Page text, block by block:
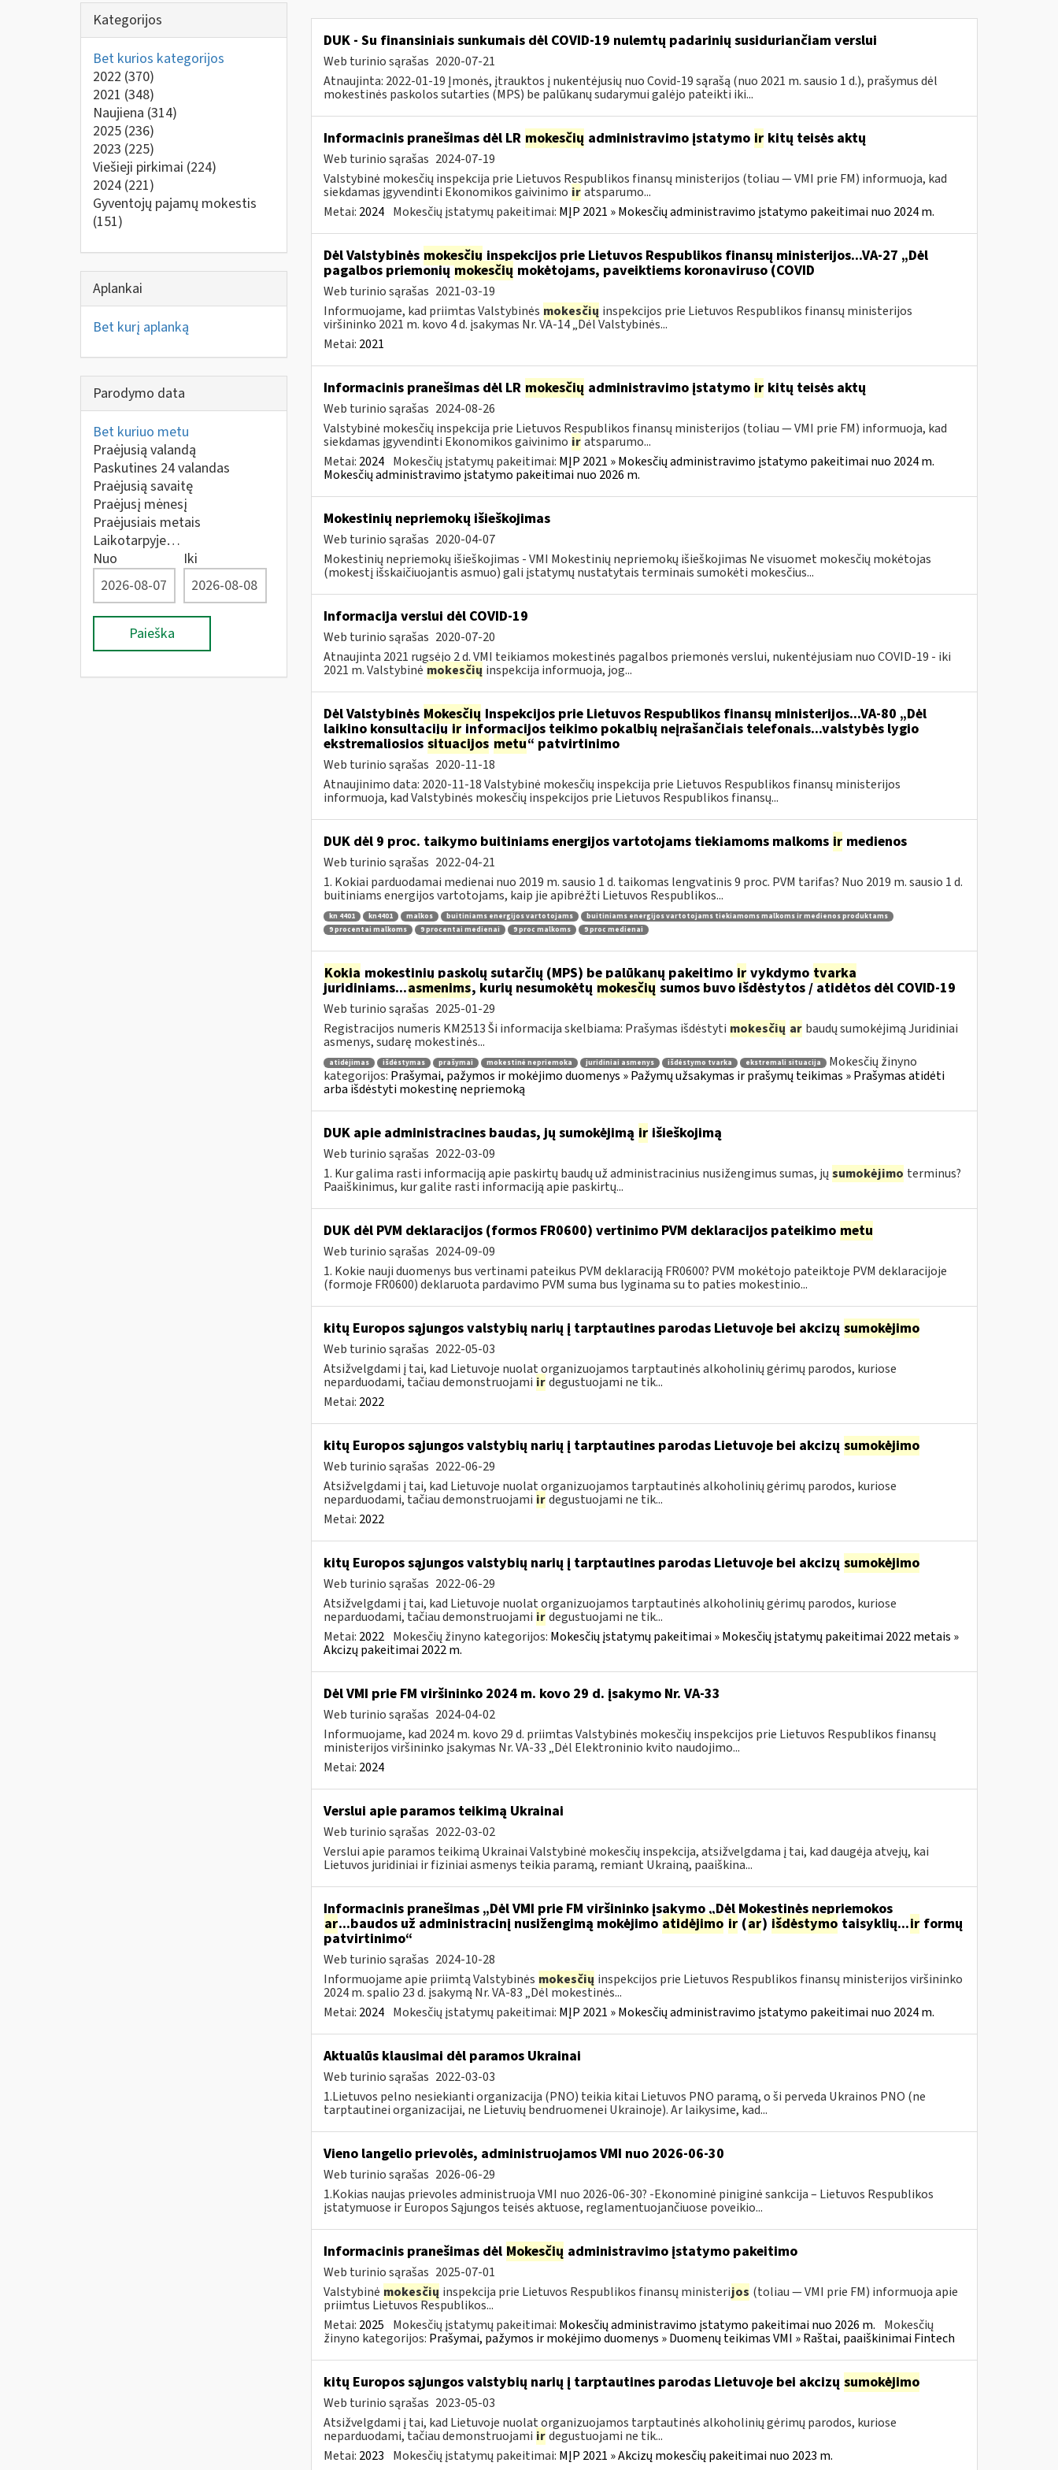
Kategorijos
Bet kurios kategorijos
2022 (370)
2021 (348)
Naujiena (314)
2025 (236)
2023 (225)
Viešieji pirkimai (224)
2024 (221)
Gyventojų pajamų mokestis
(151)
Aplankai
Bet kurį aplanką
Parodymo data
Bet kuriuo metu
Praėjusią valandą
Paskutines 24 valandas
Praėjusią savaitę
Praėjusį mėnesį
Praėjusiais metais
Laikotarpyje…
Nuo
Iki
Paieška
DUK - Su finansiniais sunkumais dėl COVID-19 nulemtų padarinių susiduriančiam verslui
Web turinio sąrašas 2020-07-21
Atnaujinta: 2022-01-19 Įmonės, įtrauktos į nukentėjusių nuo Covid-19 sąrašą (nuo 2021 m. sausio 1 d.), prašymus dėl
mokestinės paskolos sutarties (MPS) be palūkanų sudarymui galėjo pateikti iki...
Informacinis pranešimas dėl LR mokesčių administravimo įstatymo irkitų teisės aktų
Web turinio sąrašas 2024-07-19
Valstybinė mokesčių inspekcija prie Lietuvos Respublikos finansų ministerijos (toliau — VMI prie FM) informuoja, kad
siekdamas įgyvendinti Ekonomikos gaivinimo ir atsparumo...
Metai: 2024 Mokesčių įstatymų pakeitimai: MĮP 2021 » Mokesčių administravimo įstatymo pakeitimai nuo 2024 m.
Dėl Valstybinės mokesčiųinspekcijos prie Lietuvos Respublikos finansų ministerijos...VA-27 „Dėl
pagalbos priemoniųmokesčių mokėtojams, paveiktiems koronaviruso (COVID
Web turinio sąrašas 2021-03-19
Informuojame, kad priimtas Valstybinės mokesčių inspekcijos prie Lietuvos Respublikos finansų ministerijos
viršininko 2021 m. kovo 4 d. įsakymas Nr. VA-14 „Dėl Valstybinės...
Metai: 2021
Informacinis pranešimas dėl LR mokesčių administravimo įstatymo irkitų teisės aktų
Web turinio sąrašas 2024-08-26
Valstybinė mokesčių inspekcija prie Lietuvos Respublikos finansų ministerijos (toliau — VMI prie FM) informuoja, kad
siekdamas įgyvendinti Ekonomikos gaivinimo ir atsparumo...
Metai: 2024 Mokesčių įstatymų pakeitimai: MĮP 2021 » Mokesčių administravimo įstatymo pakeitimai nuo 2024 m.
Mokesčių administravimo įstatymo pakeitimai nuo 2026 m.
Mokestinių nepriemokų išieškojimas
Web turinio sąrašas 2020-04-07
Mokestinių nepriemokų išieškojimas - VMI Mokestinių nepriemokų išieškojimas Ne visuomet mokesčių mokėtojas
(mokestį išskaičiuojantis asmuo) gali įstatymų nustatytais terminais sumokėti mokesčius...
Informacija verslui dėl COVID-19
Web turinio sąrašas 2020-07-20
Atnaujinta 2021 rugsėjo 2 d. VMI teikiamos mokestinės pagalbos priemonės verslui, nukentėjusiam nuo COVID-19 - iki
2021 m. Valstybinė mokesčių inspekcija informuoja, jog...
Dėl Valstybinės Mokesčių Inspekcijos prie Lietuvos Respublikos finansų ministerijos...VA-80 „Dėl
laikino konsultacijųirinformacijos teikimo pokalbių neįrašančiais telefonais...valstybės lygio
ekstremaliosios situacijos metu“ patvirtinimo
Web turinio sąrašas 2020-11-18
Atnaujinimo data: 2020-11-18 Valstybinė mokesčių inspekcija prie Lietuvos Respublikos finansų ministerijos
informuoja, kad Valstybinės mokesčių inspekcijos prie Lietuvos Respublikos finansų...
DUK dėl 9 proc. taikymo buitiniams energijos vartotojams tiekiamoms malkoms irmedienos
Web turinio sąrašas 2022-04-21
1. Kokiai parduodamai medienai nuo 2019 m. sausio 1 d. taikomas lengvatinis 9 proc. PVM tarifas? Nuo 2019 m. sausio 1 d.
buitiniams energijos vartotojams, kaip jie apibrėžti Lietuvos Respublikos...
kn 4401 kn4401 malkos buitiniams energijos vartotojams
buitiniams energijos vartotojams tiekiamoms malkoms ir medienos produktams
9 procentai malkoms
9 procentai medienai 9 proc malkoms 9 proc medienai
Kokia mokestinių paskolų sutarčių (MPS) be palūkanų pakeitimo irvykdymo tvarka
juridiniams...asmenims, kurių nesumokėtų mokesčių sumos buvo išdėstytos / atidėtos dėl COVID-19
Web turinio sąrašas 2025-01-29
Registracijos numeris KM2513 Ši informacija skelbiama: Prašymas išdėstyti mokesčių ar baudų sumokėjimą Juridiniai
asmenys, sudarę mokestinės...
atidėjimas išdėstymas prašymai mokestinė nepriemoka juridiniai asmenys išdėstymo tvarka ekstremali situacija
Mokesčių žinyno
kategorijos: Prašymai, pažymos ir mokėjimo duomenys » Pažymų užsakymas ir prašymų teikimas » Prašymas atidėti
arba išdėstyti mokestinę nepriemoką
DUK apie administracines baudas, jų sumokėjimą irišieškojimą
Web turinio sąrašas 2022-03-09
1. Kur galima rasti informaciją apie paskirtų baudų už administracinius nusižengimus sumas, jų sumokėjimo terminus?
Paaiškinimus, kur galite rasti informaciją apie paskirtų...
DUK dėl PVM deklaracijos (formos FR0600) vertinimo PVM deklaracijos pateikimo metu
Web turinio sąrašas 2024-09-09
1. Kokie nauji duomenys bus vertinami pateikus PVM deklaraciją FR0600? PVM mokėtojo pateiktoje PVM deklaracijoje
(formoje FR0600) deklaruota pardavimo PVM suma bus lyginama su to paties mokestinio...
kitų Europos sąjungos valstybių narių į tarptautines parodas Lietuvoje bei akcizų sumokėjimo
Web turinio sąrašas 2022-05-03
Atsižvelgdami į tai, kad Lietuvoje nuolat organizuojamos tarptautinės alkoholinių gėrimų parodos, kuriose
neparduodami, tačiau demonstruojami ir degustuojami ne tik...
Metai: 2022
kitų Europos sąjungos valstybių narių į tarptautines parodas Lietuvoje bei akcizų sumokėjimo
Web turinio sąrašas 2022-06-29
Atsižvelgdami į tai, kad Lietuvoje nuolat organizuojamos tarptautinės alkoholinių gėrimų parodos, kuriose
neparduodami, tačiau demonstruojami ir degustuojami ne tik...
Metai: 2022
kitų Europos sąjungos valstybių narių į tarptautines parodas Lietuvoje bei akcizų sumokėjimo
Web turinio sąrašas 2022-06-29
Atsižvelgdami į tai, kad Lietuvoje nuolat organizuojamos tarptautinės alkoholinių gėrimų parodos, kuriose
neparduodami, tačiau demonstruojami ir degustuojami ne tik...
Metai: 2022 Mokesčių žinyno kategorijos: Mokesčių įstatymų pakeitimai » Mokesčių įstatymų pakeitimai 2022 metais »
Akcizų pakeitimai 2022 m.
Dėl VMI prie FM viršininko 2024 m. kovo 29 d. įsakymo Nr. VA-33
Web turinio sąrašas 2024-04-02
Informuojame, kad 2024 m. kovo 29 d. priimtas Valstybinės mokesčių inspekcijos prie Lietuvos Respublikos finansų
ministerijos viršininko įsakymas Nr. VA-33 „Dėl Elektroninio kvito naudojimo...
Metai: 2024
Verslui apie paramos teikimą Ukrainai
Web turinio sąrašas 2022-03-02
Verslui apie paramos teikimą Ukrainai Valstybinė mokesčių inspekcija, atsižvelgdama į tai, kad daugėja atvejų, kai
Lietuvos juridiniai ir fiziniai asmenys teikia paramą, remiant Ukrainą, paaiškina...
Informacinis pranešimas „Dėl VMI prie FM viršininko įsakymo „Dėl Mokestinės nepriemokos
ar...baudos už administracinį nusižengimą mokėjimo atidėjimo ir(ar) išdėstymo taisyklių...irformų
patvirtinimo“
Web turinio sąrašas 2024-10-28
Informuojame apie priimtą Valstybinės mokesčių inspekcijos prie Lietuvos Respublikos finansų ministerijos viršininko
2024 m. spalio 23 d. įsakymą Nr. VA-83 „Dėl mokestinės...
Metai: 2024 Mokesčių įstatymų pakeitimai: MĮP 2021 » Mokesčių administravimo įstatymo pakeitimai nuo 2024 m.
Aktualūs klausimai dėl paramos Ukrainai
Web turinio sąrašas 2022-03-03
1.Lietuvos pelno nesiekianti organizacija (PNO) teikia kitai Lietuvos PNO paramą, o ši perveda Ukrainos PNO (ne
tarptautinei organizacijai, ne Lietuvių bendruomenei Ukrainoje). Ar laikysime, kad...
Vieno langelio prievolės, administruojamos VMI nuo 2026-06-30
Web turinio sąrašas 2026-06-29
1.Kokias naujas prievoles administruoja VMI nuo 2026-06-30? -Ekonominė piniginė sankcija – Lietuvos Respublikos
įstatymuose ir Europos Sąjungos teisės aktuose, reglamentuojančiuose poveikio...
Informacinis pranešimas dėl Mokesčių administravimo įstatymo pakeitimo
Web turinio sąrašas 2025-07-01
Valstybinė mokesčių inspekcija prie Lietuvos Respublikos finansų ministerijos (toliau — VMI prie FM) informuoja apie
priimtus Lietuvos Respublikos...
Metai: 2025 Mokesčių įstatymų pakeitimai: Mokesčių administravimo įstatymo pakeitimai nuo 2026 m. Mokesčių
žinyno kategorijos: Prašymai, pažymos ir mokėjimo duomenys » Duomenų teikimas VMI » Raštai, paaiškinimai Fintech
kitų Europos sąjungos valstybių narių į tarptautines parodas Lietuvoje bei akcizų sumokėjimo
Web turinio sąrašas 2023-05-03
Atsižvelgdami į tai, kad Lietuvoje nuolat organizuojamos tarptautinės alkoholinių gėrimų parodos, kuriose
neparduodami, tačiau demonstruojami ir degustuojami ne tik...
Metai: 2023 Mokesčių įstatymų pakeitimai: MĮP 2021 » Akcizų mokesčių pakeitimai nuo 2023 m.